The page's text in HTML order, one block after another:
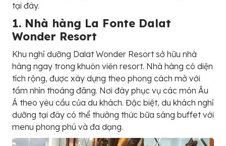
tại đây.
1. Nhà hàng La Fonte Dalat
Wonder Resort
Khu nghỉ dưỡng Dalat Wonder Resort sở hữu nhà
hàng ngay trong khuôn viên resort. Nhà hàng có diện
tích rộng, được xây dựng theo phong cách mở với
tầm nhìn thoáng đãng. Nơi đây phục vụ các món Âu
Á theo yêu cầu của du khách. Đặc biệt, du khách nghỉ
dưỡng tại đây có thể thưởng thức bữa sáng buffet với
menu phong phú và đa dạng.